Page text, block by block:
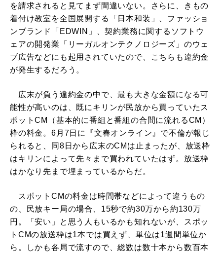
を請求されると見てまず間違いない。さらに、きもの
着付け教室を全国展開する「日本和装」、ファッショ
ンブランド「EDWIN」、契約業務に関するソフトウ
ェアの開発業「リーガルオンテクノロジーズ」のウェ
ブ広告などにも起用されていたので、こちらも違約金
が発生するだろう。
広末が負う違約金の中で、最も大きな金額になる可
能性が高いのは、既にキリンが民放から買っていたス
ポットCM（基本的に番組と番組の合間に流れるCM）
枠の料金。6月7日に『文春オンライン』で不倫が報じ
られると、同8日から広末のCMは止まったが、放送枠
はキリンによって先々まで買われていたはず。放送枠
はかなり先まで埋まっているからだ。
スポットCMの料金は時間帯などによって違うもの
の、民放キー局の場合、15秒で約30万から約130万
円。「安い」と思う人もいるかも知れないが、スポッ
トCMの放送枠は1本では買えず、単位は1週間単位か
ら。しかも各局で流すので、総数は数十本から数百本